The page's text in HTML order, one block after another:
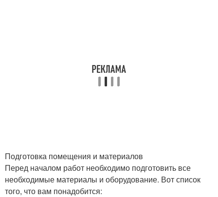
Подготовка помещения и материалов
Перед началом работ необходимо подготовить все
необходимые материалы и оборудование. Вот список
того, что вам понадобится: